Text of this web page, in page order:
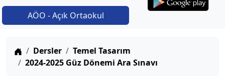
AÖO - Açık Ortaokul
Anasayfa
Dersler
Temel Tasarım
2024-2025 Güz Dönemi Ara Sınavı